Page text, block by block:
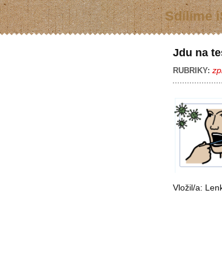
Sdílíme
Jdu na
RUBRIKY:
Vložil/a: